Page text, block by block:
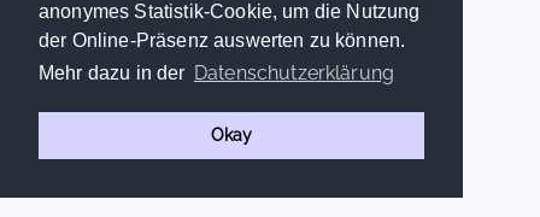
anonymes Statistik-Cookie, um die Nutzung
der Online-Präsenz auswerten zu können.
Mehr dazu in der Datenschutzerklärung
Okay